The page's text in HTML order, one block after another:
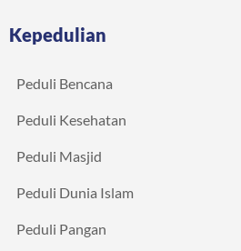
Kepedulian
Peduli Bencana
Peduli Kesehatan
Peduli Masjid
Peduli Dunia Islam
Peduli Pangan